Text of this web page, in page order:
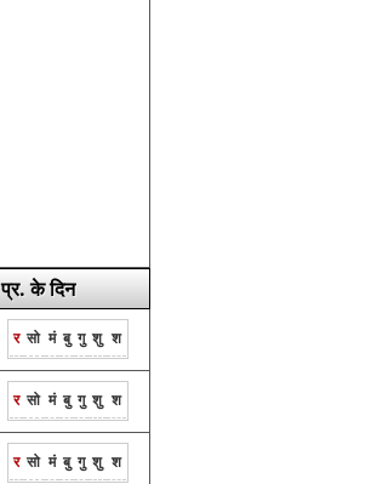
प्र. के दिन
र सो मं बु गु शु श
र सो मं बु गु शु श
र सो मं बु गु शु श